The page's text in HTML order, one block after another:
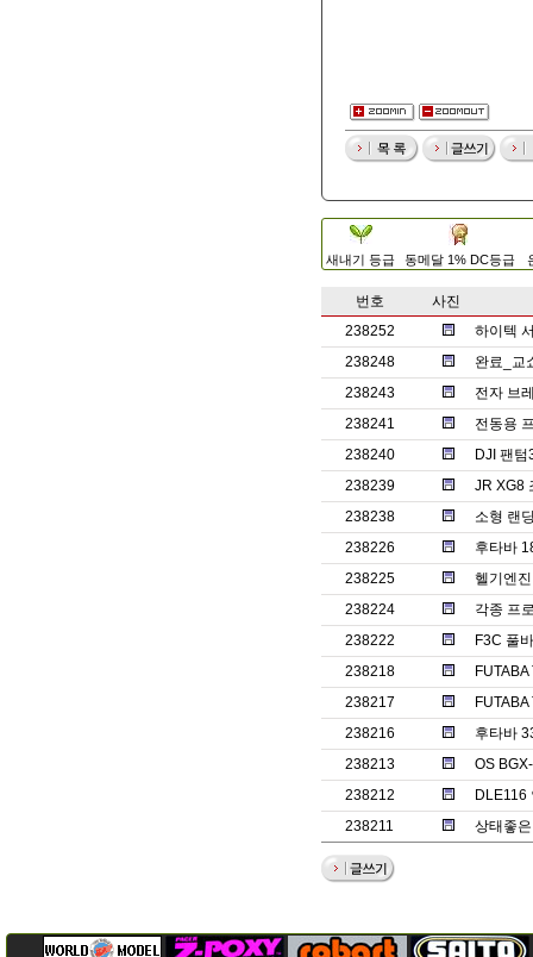
새내기 등급 동메달 1% DC등급
번호
사진
238252
하이텍
238248
완료_교
238243
전자 브
238241
전동용
238240
DJI 팬
238239
JR XG8
238238
소형 랜
238226
후타바
238225
헬기엔
238224
각종 프
238222
F3C 풀
238218
238217
238216
후타바
238213
OS
238212
DLE116
238211
상태좋